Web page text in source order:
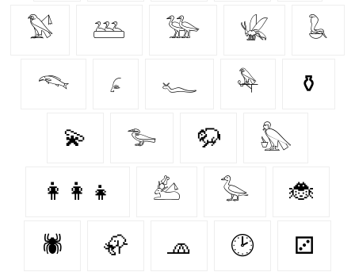
𓅄 𓅹 𓅺 𓆤 𓆘
𓆞 𓂊 𓆑 𓅆 ⚱️
💫 𓅧 🦬 𓅽
👩‍👩‍👧 𓃕 𓅭 🐞
🕷️ 🦣 🧢 🕑 ⚂